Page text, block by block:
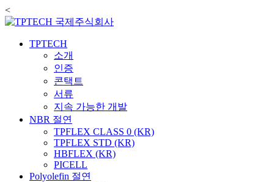
<
TPTECH
소개
인증
콘택트
서류
지속 가능한 개발
NBR 절연
TPFLEX CLASS 0 (KR)
TPFLEX STD (KR)
HBFLEX (KR)
PICELL
Polyolefin 절연